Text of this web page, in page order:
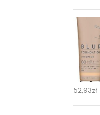
52,93zł